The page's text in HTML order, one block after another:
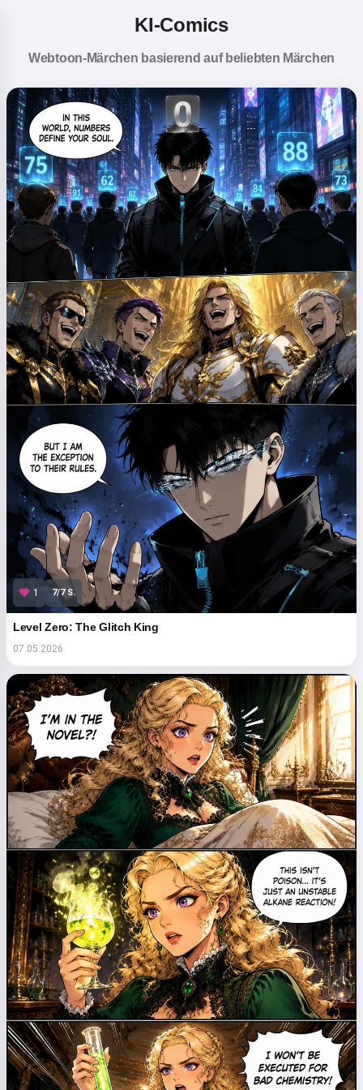
KI-Comics
Webtoon-Märchen basierend auf beliebten Märchen
1 7/7 S.
Level Zero: The Glitch King
07.05.2026
Hallo! Ich bin Storiko 👋
Ich erzähle magische
Gutenachtсказки für Ihre Kinder
🌟
Eine сказка lesen
Durch die Nutzung des Services akzeptieren Sie:
Nutzungsbedingungen
Datenschutzrichtlinie
Rückgaberichtlinie